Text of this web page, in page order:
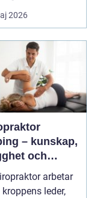
hand. För
2026
– kunskap,
och
som
skillnad
arbetar
kroppens leder,